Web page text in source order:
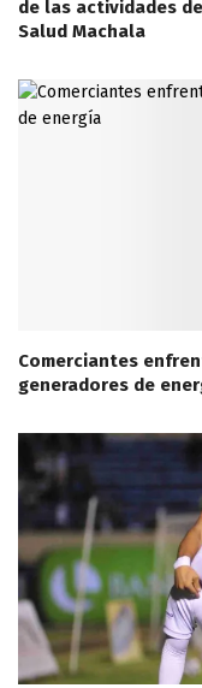
de las actividades
Salud Machala
Comerciantes
generadores de